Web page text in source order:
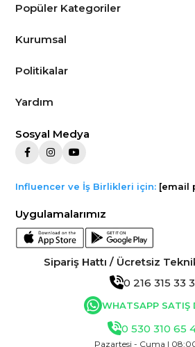
Popüler Kategoriler
Kurumsal
Politikalar
Yardım
Sosyal Medya
Influencer ve İş Birlikleri için: [email
Uygulamalarımız
Sipariş Hattı / Ücretsiz
0 216 315 33
WHATSAPP SATIŞ
0 530 310 65
Pazartesi - Cuma |